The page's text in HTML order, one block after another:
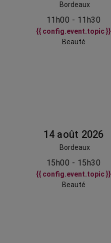
Bordeaux
11h00 - 11h30
{{ config.event.topic }}
Beauté
14 août 2026
Bordeaux
15h00 - 15h30
{{ config.event.topic }}
Beauté